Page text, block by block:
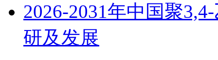
2026-2031年中国聚
研及发展